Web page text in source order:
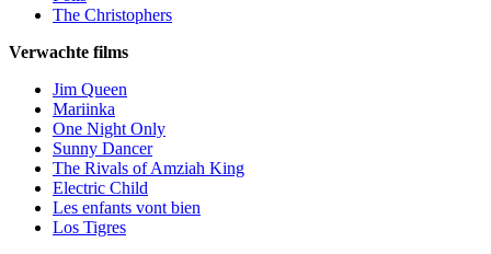
The Christophers
Verwachte films
Jim Queen
Mariinka
One Night Only
Sunny Dancer
The Rivals of Amziah King
Electric Child
Les enfants vont bien
Los Tigres